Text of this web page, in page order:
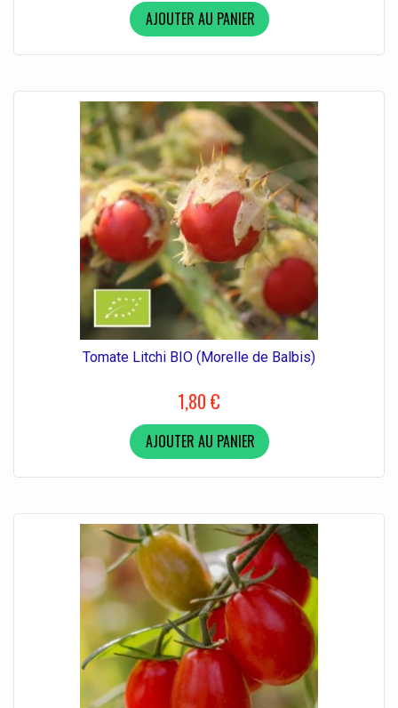
AJOUTER AU PANIER
Tomate Litchi BIO (Morelle de Balbis)
1,80 €
AJOUTER AU PANIER